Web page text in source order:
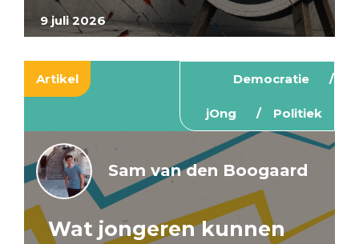
9 juli 2026
Artikel Democratie
jOng Politiek
Sam van den Boogaard
Wat jongeren kunnen